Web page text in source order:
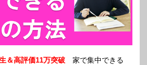
＆高評価11万突破 家で集中できる